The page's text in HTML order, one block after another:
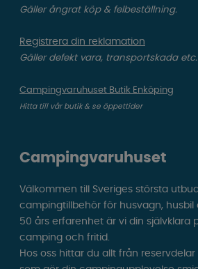
Gäller ångrat köp & felbeställning.
Registrera din reklamation
Gäller defekt vara, transportskada etc.
Campingvaruhuset Butik Enköping
Hitta till vår butik & se öppettider
Campingvaruhuset
Välkommen till Sveriges största
campingtillbehör för husvagn, husbil
50 års erfarenhet är vi din självklara
camping och fritid.
Hos oss hittar du allt från